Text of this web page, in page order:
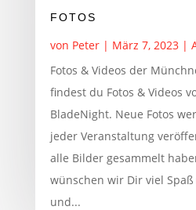
FOTOS
von Peter| März 7, 2023|
Fotos & Videos der
findest du Fotos & Videos
BladeNight. Neue Fotos
jeder Veranstaltung
alle Bilder gesammelt
wünschen wir Dir viel
und...